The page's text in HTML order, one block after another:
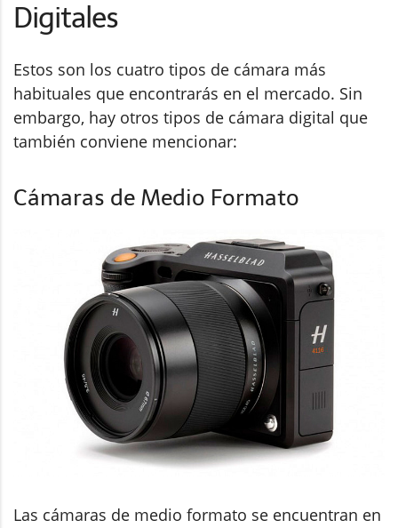
Digitales
Estos son los cuatro tipos de cámara más
habituales que encontrarás en el mercado. Sin
embargo, hay otros tipos de cámara digital que
también conviene mencionar:
Cámaras de Medio Formato
Las cámaras de medio formato se encuentran en